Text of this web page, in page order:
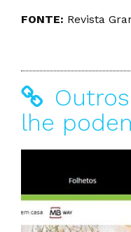
FONTE: Revista
lhe